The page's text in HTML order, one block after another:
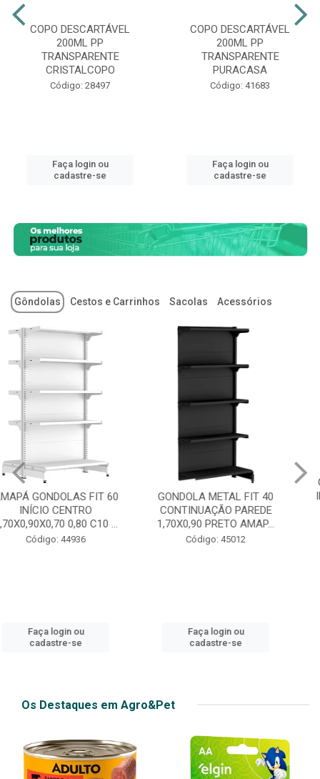
COPO DESCARTÁVEL
200ML PP
TRANSPARENTE
CRISTALCOPO
Código: 28497
Faça login ou
cadastre-se
COPO DESCARTÁVEL
200ML PP
TRANSPARENTE
PURACASA
Código: 41683
Faça login ou
cadastre-se
Gôndolas Cestos e Carrinhos Sacolas Acessórios
GONDOLA METAL FIT 40
CONTINUAÇÃO PAREDE
1,70X0,90 PRETO AMAP...
Código: 45012
Faça login ou
cadastre-se
GONDOLA METAL FIT 40
INICIO CENTRO 1,70X0,90
PRETO AMAPÁ
Código: 45013
cadastre-se
Os Destaques em Agro&Pet